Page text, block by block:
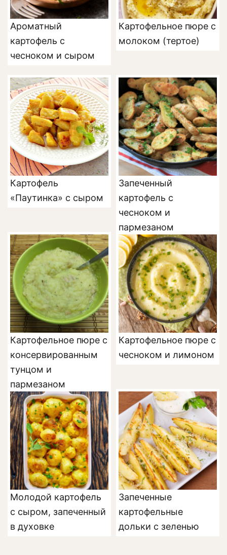
Ароматный
картофель с
чесноком и сыром
Картофельное пюре с
молоком (тертое)
Картофель
«Паутинка» с сыром
Запеченный
картофель с
чесноком и
пармезаном
Картофельное пюре с
консервированным
тунцом и
пармезаном
Картофельное пюре с
чесноком и лимоном
Молодой картофель
с сыром, запеченный
в духовке
Запеченные
картофельные
дольки с зеленью